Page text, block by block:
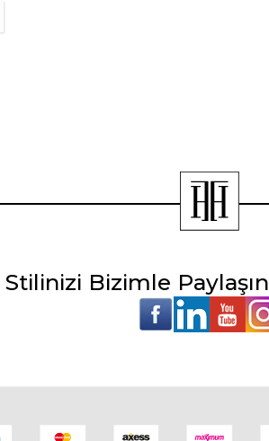
Stilinizi Bizimle Paylaşın